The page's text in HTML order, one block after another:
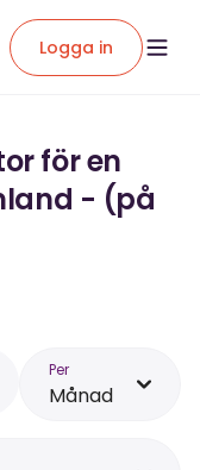
Logga in
för en
- (på
Per
Månad